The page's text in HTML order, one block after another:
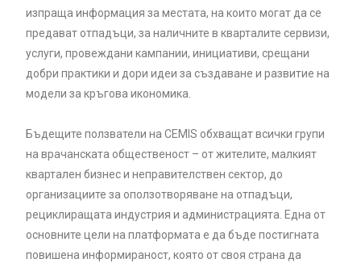
изпраща информация за местата, на които могат да се
предават отпадъци, за наличните в кварталите сервизи,
услуги, провеждани кампании, инициативи, срещани
добри практики и дори идеи за създаване и развитие на
модели за кръгова икономика.
Бъдещите ползватели на CEMIS обхващат всички групи
на врачанската общественост – от жителите, малкият
квартален бизнес и неправителствен сектор, до
организациите за оползотворяване на отпадъци,
рециклиращата индустрия и администрацията. Една от
основните цели на платформата е да бъде постигната
повишена информираност, която от своя страна да